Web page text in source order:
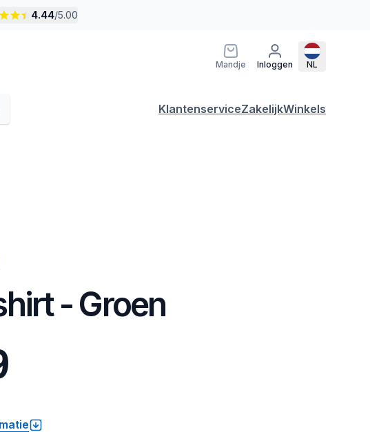
4.44/5.00
Mandje Inloggen NL
KlantenserviceZakelijkWinkels
- Groen